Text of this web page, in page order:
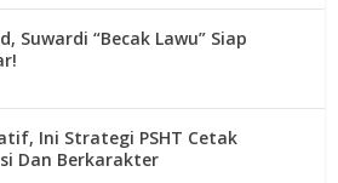
Suwardi “Becak Lawu” Siap
Ini Strategi PSHT Cetak
Dan Berkarakter